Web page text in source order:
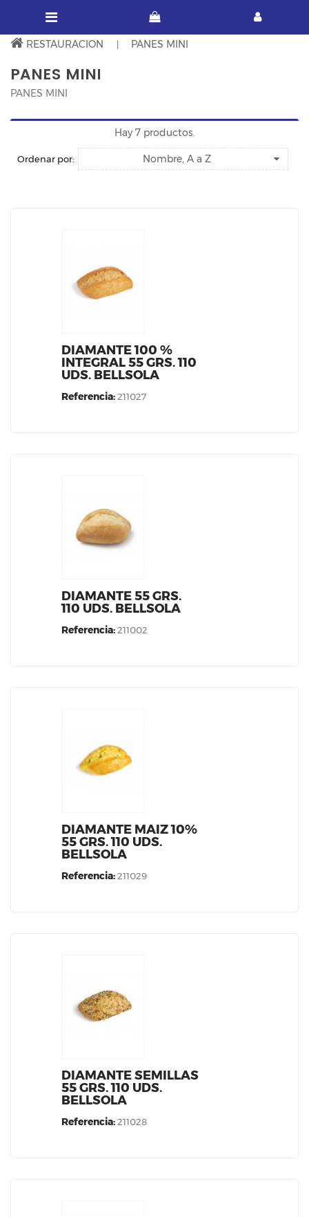
RESTAURACION PANES MINI
PANES MINI
PANES MINI
Hay 7 productos.
Ordenar por: Nombre, A a Z
DIAMANTE 100 %
INTEGRAL 55 GRS. 110
UDS. BELLSOLA
Referencia:211027
DIAMANTE 55 GRS.
110 UDS. BELLSOLA
Referencia:211002
DIAMANTE MAIZ 10%
55 GRS. 110 UDS.
BELLSOLA
Referencia:211029
DIAMANTE SEMILLAS
55 GRS. 110 UDS.
BELLSOLA
Referencia:211028